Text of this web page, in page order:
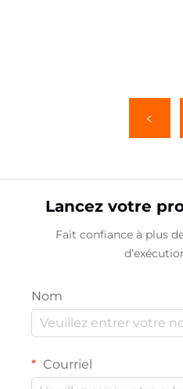
Lancez votre
Fait confiance à plus
Nom
Courriel